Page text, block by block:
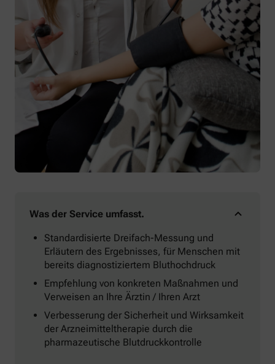
Was der Service umfasst.
Standardisierte Dreifach-Messung und
Erläutern des Ergebnisses, für Menschen mit
bereits diagnostiziertem Bluthochdruck
Empfehlung von konkreten Maßnahmen und
Verweisen an Ihre Ärztin / Ihren Arzt
Verbesserung der Sicherheit und Wirksamkeit
der Arzneimitteltherapie durch die
pharmazeutische Blutdruckkontrolle